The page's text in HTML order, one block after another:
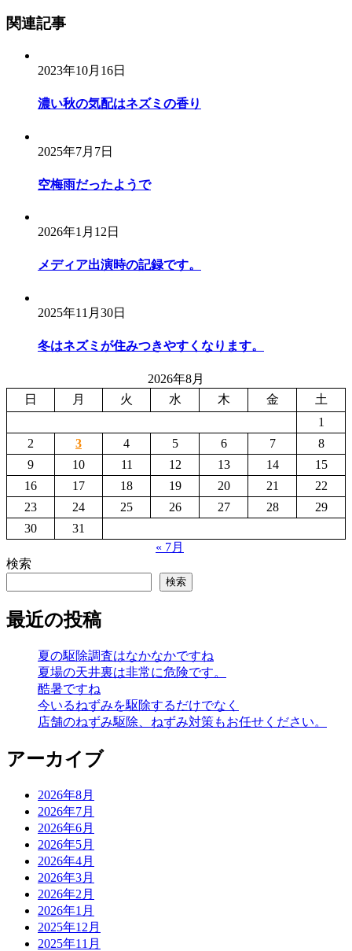
ナ
ビ
関連記事
2023年10月16日
濃い秋の気配はネズミの香り
2025年7月7日
空梅雨だったようで
2026年1月12日
メディア出演時の記録です。
2025年11月30日
冬はネズミが住みつきやすくなります。
2026年8月
日
月 火 水 木 金
土
1
2
3 4 5 6 7
8
9
10 11 12 13 14
15
16
17 18 19 20 21
22
23
24 25 26 27 28
29
30
31
« 7月
検索
検索
最近の投稿
夏の駆除調査はなかなかですね
夏場の天井裏は非常に危険です。
酷暑ですね
今いるねずみを駆除するだけでなく
店舗のねずみ駆除、ねずみ対策もお任せください。
アーカイブ
2026年8月
2026年7月
2026年6月
2026年5月
2026年4月
2026年3月
2026年2月
2026年1月
2025年12月
2025年11月